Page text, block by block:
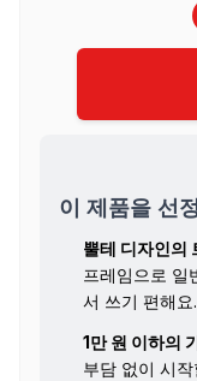
이 제품을 선
뿔테 디자인의
프레임으로 일
서 쓰기 편해요.
1만 원 이하의
부담 없이 시